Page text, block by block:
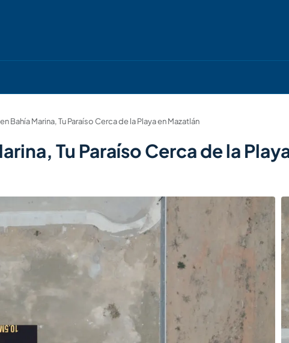
Bahía Marina, Tu Paraíso Cerca de la Playa en Mazatlán
Tu Paraíso Cerca de la